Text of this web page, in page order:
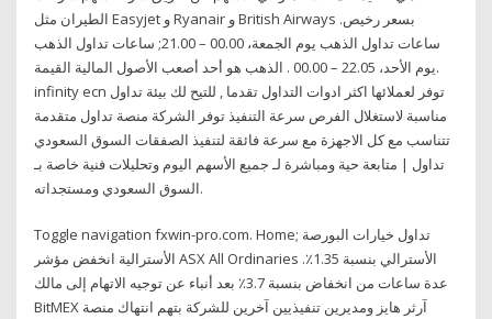
الطيران مثل Easyjet و Ryanair و British Airways بسعر رخيص.
ساعات تداول الذهب يوم الجمعة، 00.00 – 21.00; ساعات تداول الذهب
يوم الأحد، 22.05 – 00.00 . الذهب هو أحد أصعب الأصول المالية القيمة.
infinity ecn توفر لعملائها اكثر ادوات التداول تقدما , للتيح لك بيئة تداول
مناسبة لاستغلال الفرص سرعة التنفيذ توفر الشركة منصة تداول متقدمة
تتناسب مع كل الاجهزة مع سرعة فائقة لتنفيذ الصفقات السوق السعودي
تداول | متابعة حية ومباشرة لـ جميع الأسهم اليوم وتحليلات فنية خاصة بـ
السوق السعودي ومستجداته.
Toggle navigation fxwin-pro.com. Home; تداول خيارات البورصة
الأسترالية انخفض مؤشر ASX All Ordinaries الأسترالي بنسبة 1.35٪.
عدة ساعات من انخفاض بنسبة 3.7٪ بعد أنباء عن توجيه الاتهام إلى مالك
BitMEX آرثر هايز ومديرين تنفيذيين آخرين للشركة بتهم انتهاك منصة